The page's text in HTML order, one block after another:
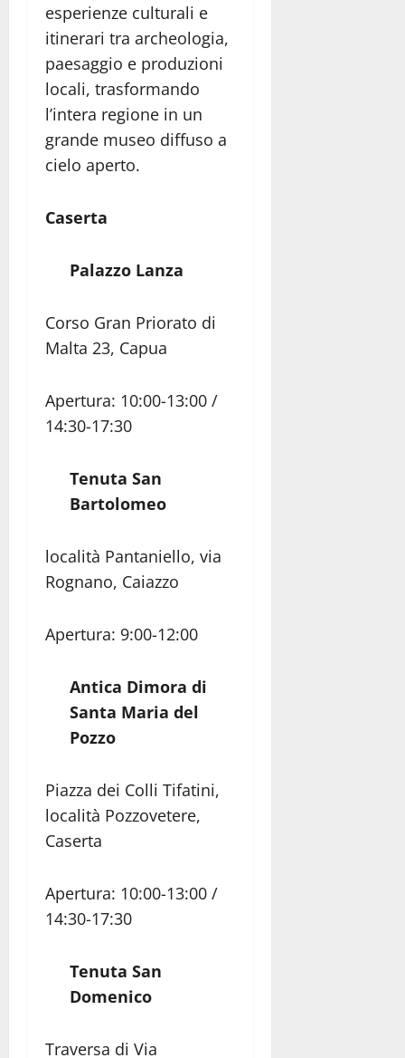
esperienze culturali e
itinerari tra archeologia,
paesaggio e produzioni
locali, trasformando
l’intera regione in un
grande museo diffuso a
cielo aperto.
Caserta
Palazzo Lanza
Corso Gran Priorato di
Malta 23, Capua
Apertura: 10:00-13:00 /
14:30-17:30
Tenuta San
Bartolomeo
località Pantaniello, via
Rognano, Caiazzo
Apertura: 9:00-12:00
Antica Dimora di
Santa Maria del
Pozzo
Piazza dei Colli Tifatini,
località Pozzovetere,
Caserta
Apertura: 10:00-13:00 /
14:30-17:30
Tenuta San
Domenico
Traversa di Via